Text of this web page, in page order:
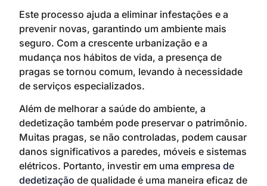
Este processo ajuda a eliminar infestações e a
prevenir novas, garantindo um ambiente mais
seguro. Com a crescente urbanização e a
mudança nos hábitos de vida, a presença de
pragas se tornou comum, levando à necessidade
de serviços especializados.
Além de melhorar a saúde do ambiente, a
dedetização também pode preservar o patrimônio.
Muitas pragas, se não controladas, podem causar
danos significativos a paredes, móveis e sistemas
elétricos. Portanto, investir em uma empresa de
dedetização de qualidade é uma maneira eficaz de